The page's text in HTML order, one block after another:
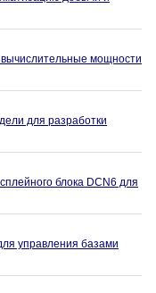
вычислительные мощности
для разработки
блока DCN6 для
управления базами